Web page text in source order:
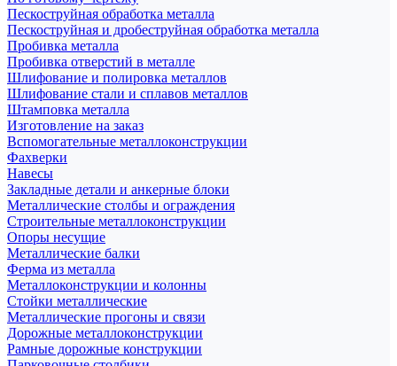
Пескоструйная обработка металла
Пескоструйная и дробеструйная обработка металла
Пробивка металла
Пробивка отверстий в металле
Шлифование и полировка металлов
Шлифование стали и сплавов металлов
Штамповка металла
Изготовление на заказ
Вспомогательные металлоконструкции
Фахверки
Навесы
Закладные детали и анкерные блоки
Металлические столбы и ограждения
Строительные металлоконструкции
Опоры несущие
Металлические балки
Ферма из металла
Металлоконструкции и колонны
Стойки металлические
Металлические прогоны и связи
Дорожные металлоконструкции
Рамные дорожные конструкции